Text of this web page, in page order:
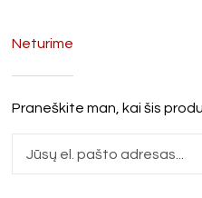
Neturime
Praneškite man, kai šis